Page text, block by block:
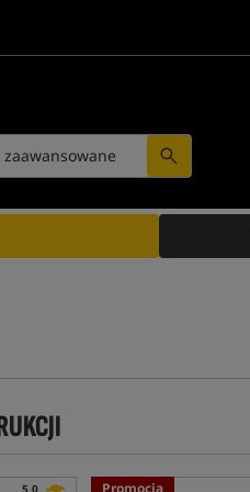
zaawansowane
5,0 Promocja